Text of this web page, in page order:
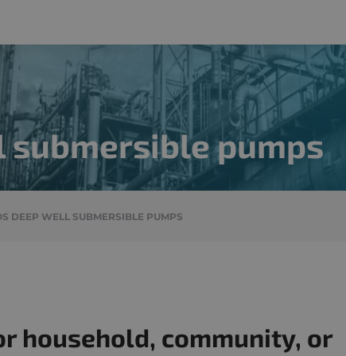
pumps
DEEP WELL SUBMERSIBLE PUMPS
household, community, or